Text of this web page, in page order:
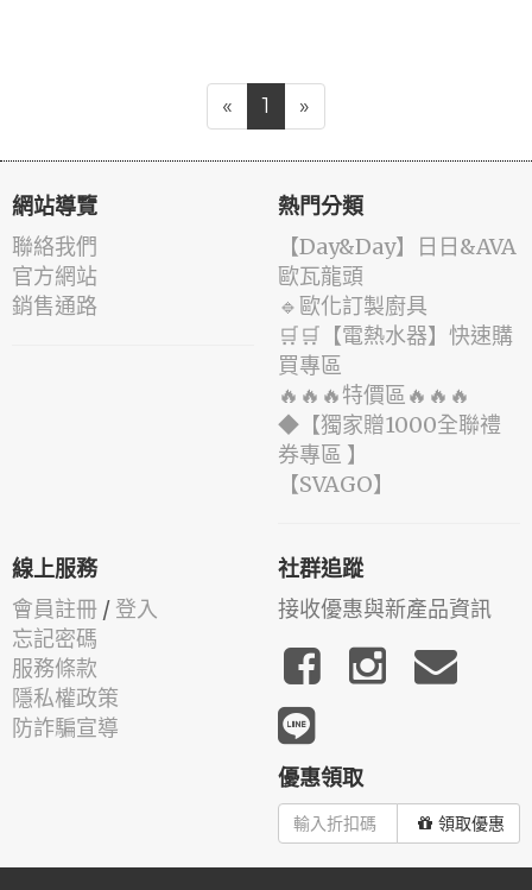
« 1 »
網站導覽
聯絡我們
官方網站
銷售通路
熱門分類
️【Day&Day】️日日&AVA
歐瓦龍頭
🔹歐化訂製廚具
🛒🛒【電熱水器】快速購
買專區
🔥🔥🔥特價區🔥🔥🔥
◆【獨家贈1000全聯禮
券專區 】
️【SVAGO】️
線上服務
會員註冊 / 登入
忘記密碼
服務條款
隱私權政策
防詐騙宣導
社群追蹤
接收優惠與新產品資訊
優惠領取
領取優惠